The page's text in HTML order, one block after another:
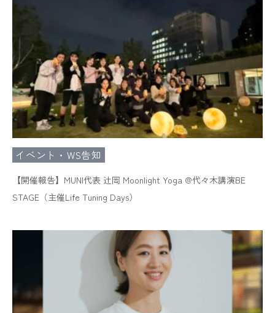
イベント・WS告知
【開催報告】MUNI代表 辻岡 Moonlight Yoga @代々木講演BE
STAGE（主催Life Tuning Days）